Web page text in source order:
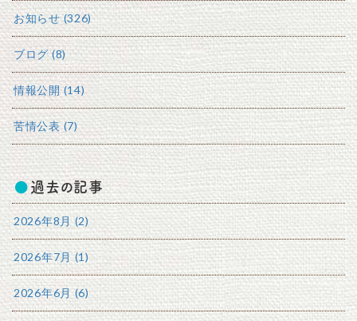
お知らせ (326)
ブログ (8)
情報公開 (14)
苦情公表 (7)
過去の記事
2026年8月 (2)
2026年7月 (1)
2026年6月 (6)